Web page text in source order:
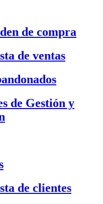
de compra
de ventas
de Gestión y
de clientes